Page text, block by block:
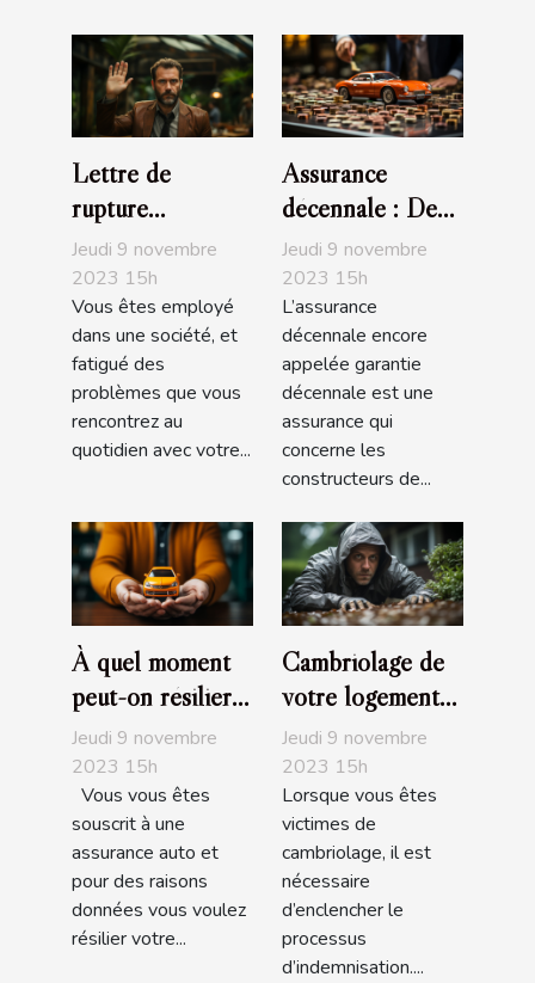
Lettre de
rupture
conventionnelle :
que faut-il
savoir ?
Jeudi 9 novembre
2023 15h
Vous êtes employé
dans une société, et
fatigué des
problèmes que vous
rencontrez au
quotidien avec votre...
Assurance
décennale : De
quoi s’agit-il ?
Jeudi 9 novembre
2023 15h
L’assurance
décennale encore
appelée garantie
décennale est une
assurance qui
concerne les
constructeurs de...
À quel moment
peut-on résilier
son assurance
auto?
Jeudi 9 novembre
2023 15h
Vous vous êtes
souscrit à une
assurance auto et
pour des raisons
données vous voulez
résilier votre...
Cambriolage de
votre logement
assuré :
Comment être
indemnisé?
Jeudi 9 novembre
2023 15h
Lorsque vous êtes
victimes de
cambriolage, il est
nécessaire
d’enclencher le
processus
d’indemnisation....